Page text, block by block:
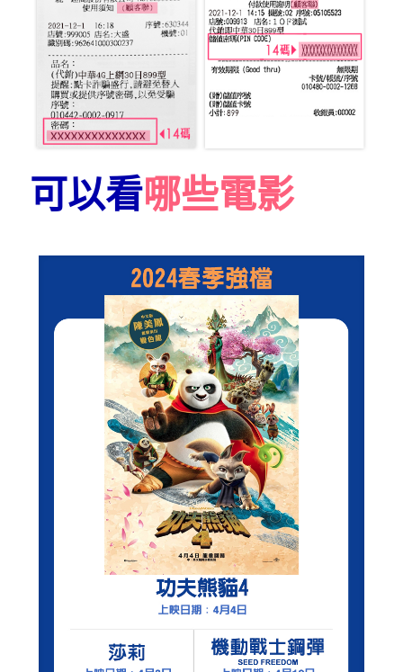
可以看哪些電影